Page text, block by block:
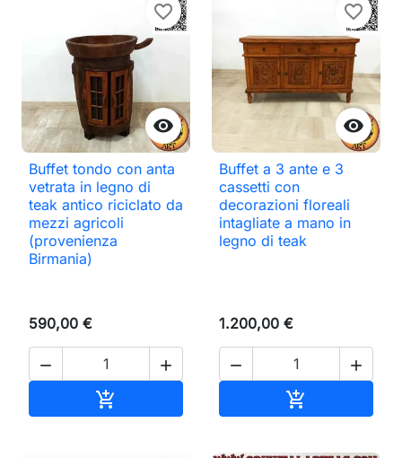

favorite_border
Buffet tondo con anta
vetrata in legno di
teak antico riciclato da
mezzi agricoli
(provenienza
Birmania)
590,00 €
 


favorite_border
Buffet a 3 ante e 3
cassetti con
decorazioni floreali
intagliate a mano in
legno di teak
1.200,00 €
 
